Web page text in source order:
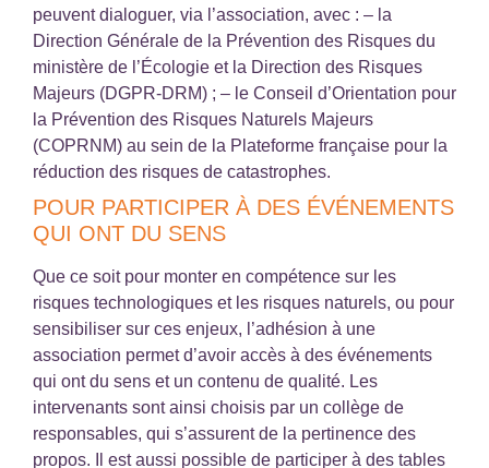
peuvent dialoguer, via l’association, avec : – la
Direction Générale de la Prévention des Risques du
ministère de l’Écologie et la Direction des Risques
Majeurs (DGPR-DRM) ; – le Conseil d’Orientation pour
la Prévention des Risques Naturels Majeurs
(COPRNM) au sein de la Plateforme française pour la
réduction des risques de catastrophes.
POUR PARTICIPER À DES ÉVÉNEMENTS
QUI ONT DU SENS
Que ce soit pour monter en compétence sur les
risques technologiques et les risques naturels, ou pour
sensibiliser sur ces enjeux, l’adhésion à une
association permet d’avoir accès à des événements
qui ont du sens et un contenu de qualité. Les
intervenants sont ainsi choisis par un collège de
responsables, qui s’assurent de la pertinence des
propos. Il est aussi possible de participer à des tables